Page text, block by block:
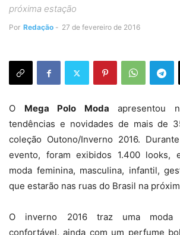
próxima estação
Por Redação - 27 de fevereiro de 2016
O Mega Polo Moda apresentou
tendências e novidades de mais de
coleção Outono/Inverno 2016.
evento, foram exibidos 1.400 looks,
moda feminina, masculina, infantil,
que estarão nas ruas do Brasil na
O inverno 2016 traz uma moda
confortável, ainda com um perfume